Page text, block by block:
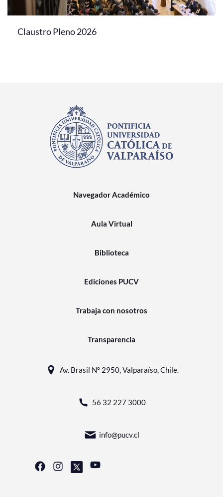
Claustro Pleno 2026
Navegador Académico
Aula Virtual
Biblioteca
Ediciones PUCV
Trabaja con nosotros
Transparencia
Av. Brasil N° 2950, Valparaíso, Chile.
56 32 227 3000
info@pucv.cl